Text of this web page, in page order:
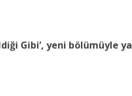
Gibi’, yeni bölümüyle